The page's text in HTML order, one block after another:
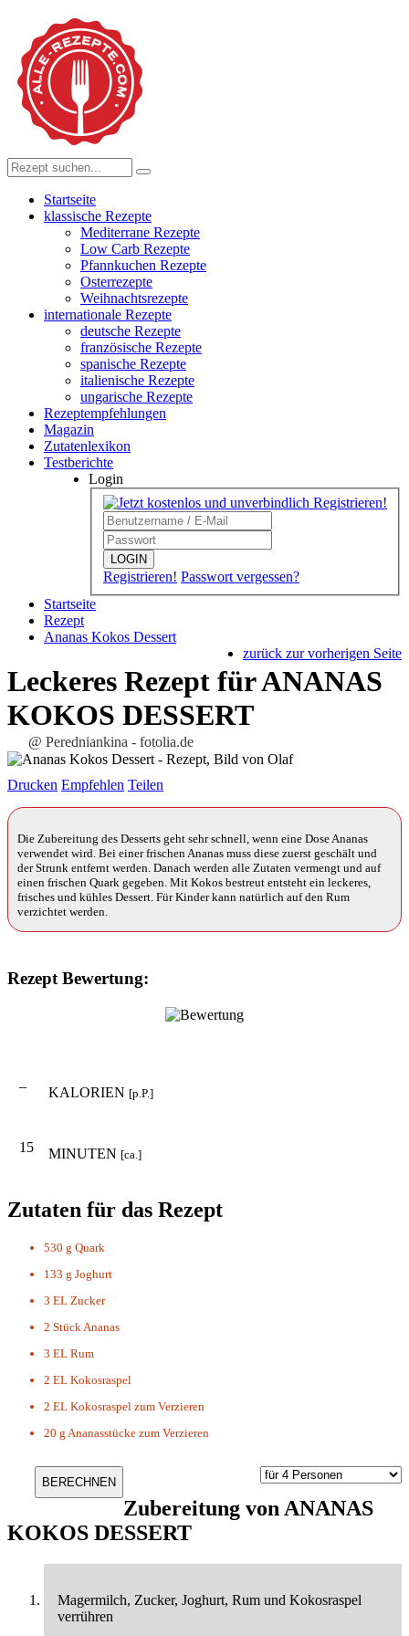
Startseite
klassische Rezepte
Mediterrane Rezepte
Low Carb Rezepte
Pfannkuchen Rezepte
Osterrezepte
Weihnachtsrezepte
internationale Rezepte
deutsche Rezepte
französische Rezepte
spanische Rezepte
italienische Rezepte
ungarische Rezepte
Rezeptempfehlungen
Magazin
Zutatenlexikon
Testberichte
Login
LOGIN
Registrieren! Passwort vergessen?
Startseite
Rezept
Ananas Kokos Dessert
zurück zur vorherigen Seite
Leckeres Rezept fürANANAS
KOKOS DESSERT
@ Peredniankina - fotolia.de
Drucken Empfehlen Teilen
Die Zubereitung des Desserts geht sehr schnell, wenn eine Dose Ananas
verwendet wird. Bei einer frischen Ananas muss diese zuerst geschält und
der Strunk entfernt werden. Danach werden alle Zutaten vermengt und auf
einen frischen Quark gegeben. Mit Kokos bestreut entsteht ein leckeres,
frisches und kühles Dessert. Für Kinder kann natürlich auf den Rum
verzichtet werden.
Rezept Bewertung:
– KALORIEN [p.P.]
15 MINUTEN [ca.]
Zutaten für das Rezept
530 g Quark
133 g Joghurt
3 EL Zucker
2 StückAnanas
3 EL Rum
2 EL Kokosraspel
2 EL Kokosraspel zum Verzieren
20 g Ananasstücke zum Verzieren
Zubereitung vonANANAS
KOKOS DESSERT
Magermilch, Zucker, Joghurt, Rum und Kokosraspel
verrühren